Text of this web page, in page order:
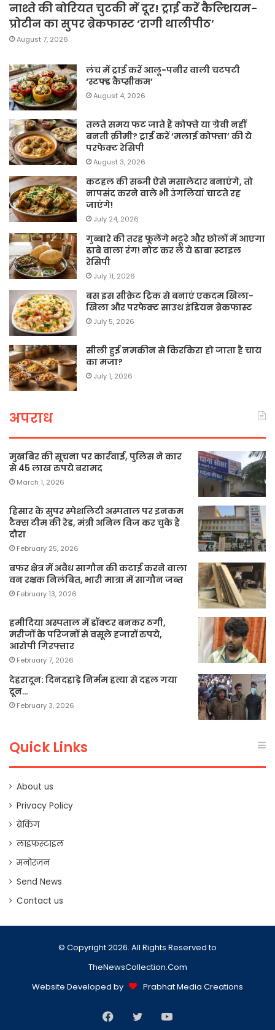
नाश्ते की बोरियत चुटकी में दूर! ट्राई करें कैल्शियम-
प्रोटीन का सुपर ब्रेकफास्ट ‘रागी थालीपीठ’
August 7, 2026
लंच में ट्राई करें आलू-पनीर वाली चटपटी
‘स्टफ्ड कैप्सीकम’
August 4, 2026
तलते समय फट जाते हैं कोफ्ते या ग्रेवी नहीं
बनती क्रीमी? ट्राई करें ‘मलाई कोफ्ता’ की ये
परफेक्ट रेसिपी
August 3, 2026
कटहल की सब्जी ऐसे मसालेदार बनाएंगे, तो
नापसंद करने वाले भी उंगलियां चाटते रह
जाएंगे!
July 24, 2026
गुब्बारे की तरह फूलेंगे भटूरे और छोलों में आएगा
ढाबे वाला रंग! नोट कर लें ये ढाबा स्टाइल
रेसिपी
July 11, 2026
बस इस सीक्रेट ट्रिक से बनाएं एकदम खिला-
खिला और परफेक्ट साउथ इंडियन ब्रेकफास्ट
July 5, 2026
सीली हुई नमकीन से किरकिरा हो जाता है चाय
का मजा?
July 1, 2026
अपराध
मुखबिर की सूचना पर कार्रवाई, पुलिस ने कार
से 45 लाख रुपये बरामद
March 1, 2026
हिसार के सुपर स्पेशलिटी अस्पताल पर इनकम
टैक्स टीम की रेड, मंत्री अनिल विज कर चुके हैं
दौरा
February 25, 2026
बफर क्षेत्र में अवैध सागौन की कटाई करने वाला
वन रक्षक निलंबित, भारी मात्रा में सागौन जब्त
February 13, 2026
हमीदिया अस्पताल में डॉक्टर बनकर ठगी,
मरीजों के परिजनों से वसूले हजारों रुपये,
आरोपी गिरफ्तार
February 7, 2026
देहरादून: दिनदहाड़े निर्मम हत्या से दहल गया
दून…
February 3, 2026
Quick Links
About us
Privacy Policy
ब्रेकिंग
लाइफस्टाइल
मनोरंजन
Send News
Contact us
© Copyright 2026. All Rights Reserved to
TheNewsCollection.Com
Website Developed by
Prabhat Media Creations
Facebook
TwitterYouTube